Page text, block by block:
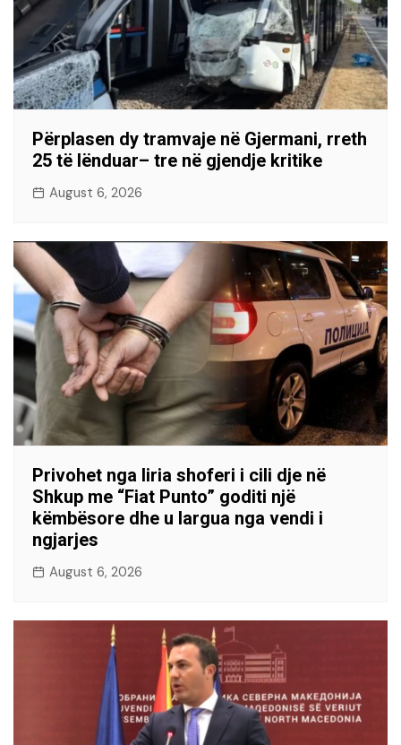
Përplasen dy tramvaje në Gjermani, rreth
25 të lënduar– tre në gjendje kritike
August 6, 2026
Privohet nga liria shoferi i cili dje në
Shkup me “Fiat Punto” goditi një
këmbësore dhe u largua nga vendi i
ngjarjes
August 6, 2026